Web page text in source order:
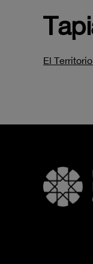
El